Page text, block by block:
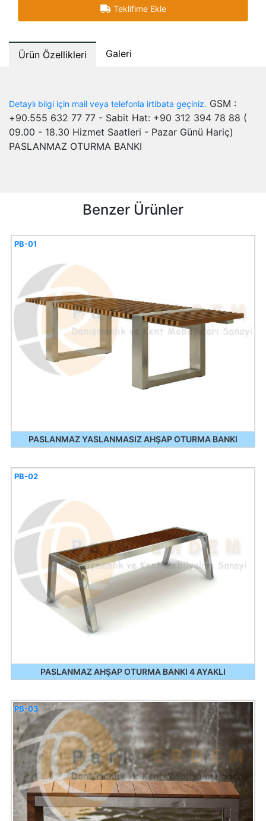
Teklifime Ekle
Ürün Özellikleri Galeri
Detaylı bilgi için mail veya telefonla irtibata geçiniz. GSM :
+90.555 632 77 77 - Sabit Hat: +90 312 394 78 88 (
09.00 - 18.30 Hizmet Saatleri - Pazar Günü Hariç)
PASLANMAZ OTURMA BANKI
Benzer Ürünler
PASLANMAZ YASLANMASIZ AHŞAP OTURMA BANKI
PB-01
PASLANMAZ AHŞAP OTURMA BANKI 4 AYAKLI
PB-02
PB-03